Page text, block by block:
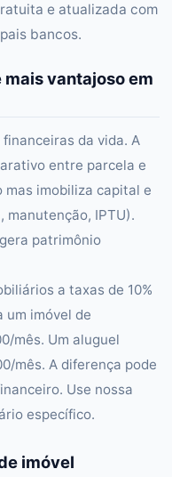
e atualizada com
bancos.
mais vantajoso em
da vida. A
entre parcela e
imobiliza capital e
IPTU).
patrimônio
a taxas de 10%
um imóvel de
mês. Um aluguel
mês. A diferença pode
Use nossa
específico.
imóvel